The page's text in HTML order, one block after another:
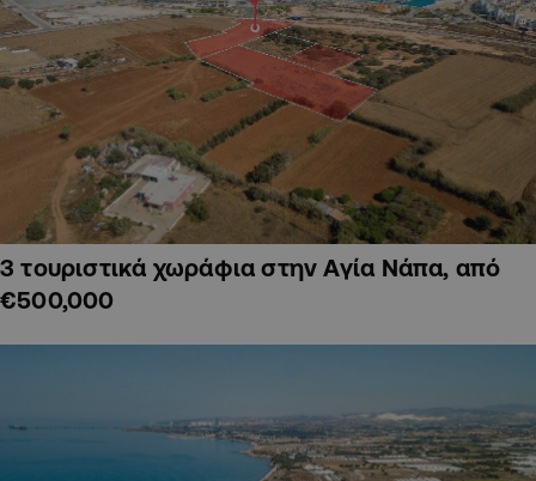
3 τουριστικά χωράφια στην Αγία Νάπα, από
€500,000